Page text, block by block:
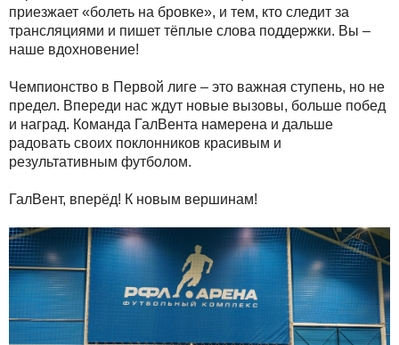
приезжает «болеть на бровке», и тем, кто следит за
трансляциями и пишет тёплые слова поддержки. Вы –
наше вдохновение!
Чемпионство в Первой лиге – это важная ступень, но не
предел. Впереди нас ждут новые вызовы, больше побед
и наград. Команда ГалВента намерена и дальше
радовать своих поклонников красивым и
результативным футболом.
ГалВент, вперёд! К новым вершинам!